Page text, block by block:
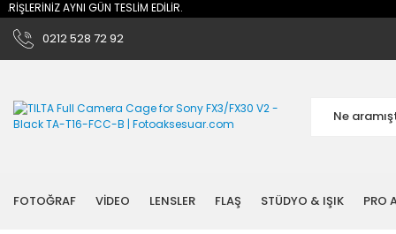
AYNI GÜN TESLİM EDİLİR.
0212 528 72 92
FOTOĞRAF VİDEO LENSLER FLAŞ STÜDYO & IŞIK PRO